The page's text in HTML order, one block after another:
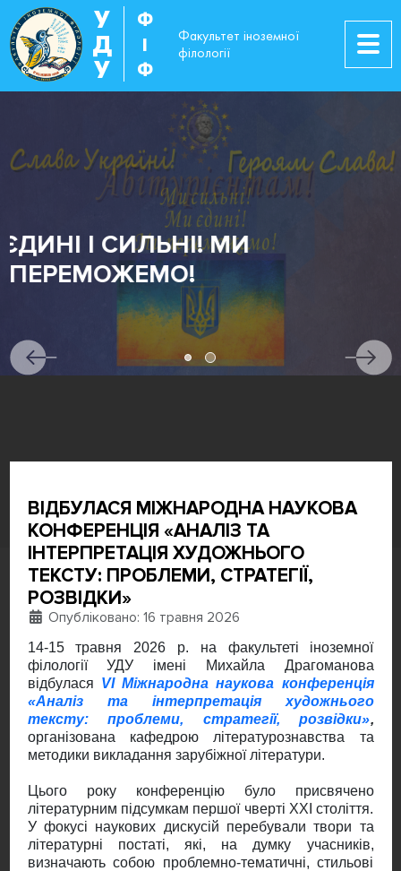
У
Д
У
Ф
І
Ф
Факультет іноземної
філології
АБІТУРІЄНТАМ
ВІДБУЛАСЯ МІЖНАРОДНА НАУКОВА
КОНФЕРЕНЦІЯ «АНАЛІЗ ТА
ІНТЕРПРЕТАЦІЯ ХУДОЖНЬОГО
ТЕКСТУ: ПРОБЛЕМИ, СТРАТЕГІЇ,
РОЗВІДКИ»
Деталі
Опубліковано: 16 травня 2026
14-15 травня 2026 р. на факультеті іноземної
філології УДУ імені Михайла Драгоманова
відбулася VI Міжнародна наукова конференція
«Аналіз та інтерпретація художнього
тексту: проблеми, стратегії, розвідки»,
організована кафедрою літературознавства та
методики викладання зарубіжної літератури.
Цього року конференцію було присвячено
літературним підсумкам першої чверті ХХІ століття.
У фокусі наукових дискусій перебували твори та
літературні постаті, які, на думку учасників,
визначають собою проблемно-тематичні, стильові